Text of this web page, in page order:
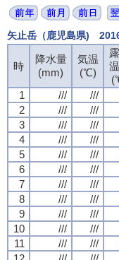
矢止岳（鹿児島県)
時
降水量
(mm)
気温
(℃)
1
/// ///
2
/// ///
3
/// ///
4
/// ///
5
/// ///
6
/// ///
7
/// ///
8
/// ///
9
/// ///
10
/// ///
11
/// ///